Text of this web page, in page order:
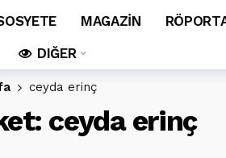
MAGAZİN
DIĞER
ceyda erinç
ceyda erinç